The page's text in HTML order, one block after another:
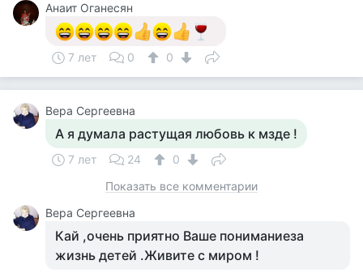
Анаит Оганесян
7 лет 0 0
Вера Сергеевна
А я думала растущая любовь к мзде !
7 лет 24
0
Показать все комментарии
Вера Сергеевна
Кай ,очень приятно Ваше пониманиеза
жизнь детей .Живите с миром !